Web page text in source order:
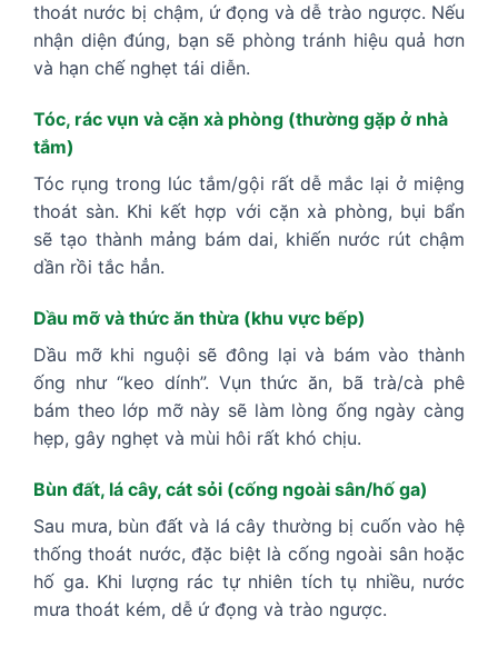
thoát nước bị chậm, ứ đọng và dễ trào ngược. Nếu
nhận diện đúng, bạn sẽ phòng tránh hiệu quả hơn
và hạn chế nghẹt tái diễn.
Tóc, rác vụn và cặn xà phòng (thường gặp ở nhà
tắm)
Tóc rụng trong lúc tắm/gội rất dễ mắc lại ở miệng
thoát sàn. Khi kết hợp với cặn xà phòng, bụi bẩn
sẽ tạo thành mảng bám dai, khiến nước rút chậm
dần rồi tắc hẳn.
Dầu mỡ và thức ăn thừa (khu vực bếp)
Dầu mỡ khi nguội sẽ đông lại và bám vào thành
ống như “keo dính”. Vụn thức ăn, bã trà/cà phê
bám theo lớp mỡ này sẽ làm lòng ống ngày càng
hẹp, gây nghẹt và mùi hôi rất khó chịu.
Bùn đất, lá cây, cát sỏi (cống ngoài sân/hố ga)
Sau mưa, bùn đất và lá cây thường bị cuốn vào hệ
thống thoát nước, đặc biệt là cống ngoài sân hoặc
hố ga. Khi lượng rác tự nhiên tích tụ nhiều, nước
mưa thoát kém, dễ ứ đọng và trào ngược.